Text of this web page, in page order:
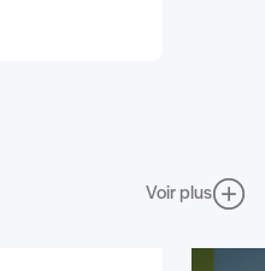
Voir plus